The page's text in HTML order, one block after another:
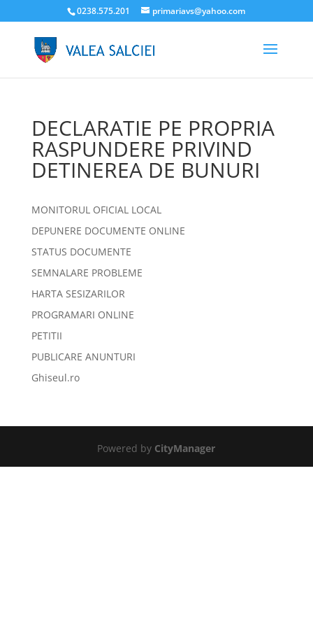
0238.575.201 primariavs@yahoo.com
DECLARATIE PE PROPRIA
RASPUNDERE PRIVIND
DETINEREA DE BUNURI
MONITORUL OFICIAL LOCAL
DEPUNERE DOCUMENTE ONLINE
STATUS DOCUMENTE
SEMNALARE PROBLEME
HARTA SESIZARILOR
PROGRAMARI ONLINE
PETITII
PUBLICARE ANUNTURI
Ghiseul.ro
Powered by CityManager